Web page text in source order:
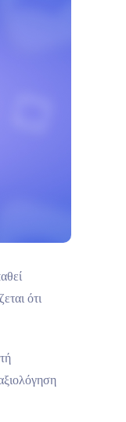
ότι